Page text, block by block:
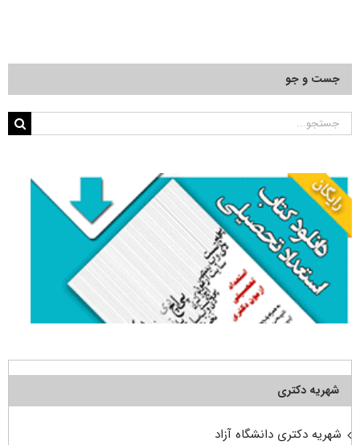
جست و جو
جستجو
شهریه دکتری
شهریه دکتری دانشگاه آزاد